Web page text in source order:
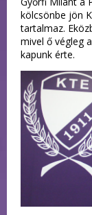
kölcsönbe jön
tartalmaz.
mivel ő végleg
kapunk érte.